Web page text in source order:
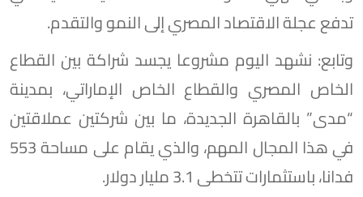
تدفع عجلة الاقتصاد المصري إلى النمو والتقدم.
وتابع: نشهد اليوم مشروعا يجسد شراكة بين القطاع
الخاص المصري والقطاع الخاص الإماراتي، بمدينة
“مدى” بالقاهرة الجديدة، ما بين شركتين عملاقتين
في هذا المجال المهم، والذي يقام على مساحة 553
فدانا، باستثمارات تتخطى 3.1 مليار دولار.